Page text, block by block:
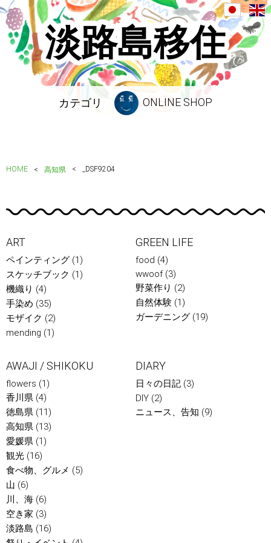
淡路島移住
カテゴリ ONLINE SHOP
HOME 高知県 _DSF9204
ART
ペインティング (1)
スケッチブック (1)
機織り (4)
手染め (35)
モザイク (2)
mending (1)
GREEN LIFE
food (4)
wwoof(3)
野菜作り (2)
自然体験 (1)
ガーデニング (19)
AWAJI / SHIKOKU
flowers (1)
香川県 (4)
徳島県 (11)
高知県 (13)
愛媛県 (1)
観光 (16)
食べ物、グルメ (5)
山 (6)
川、海 (6)
空き家 (3)
淡路島 (16)
DIARY
日々の日記 (3)
DIY (2)
ニュース、告知 (9)